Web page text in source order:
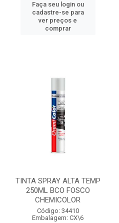
Faça seu login ou
cadastre-se para
ver preços e
comprar
TINTA SPRAY ALTA TEMP
250ML BCO FOSCO
CHEMICOLOR
Código: 34410
Embalagem: CX\6